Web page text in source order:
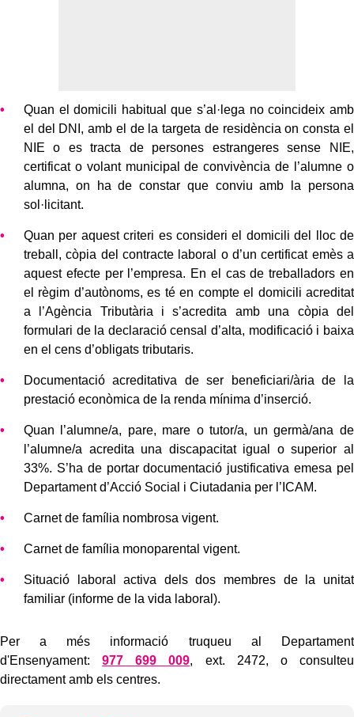
Quan el domicili habitual que s’al·lega no coincideix amb
el del DNI, amb el de la targeta de residència on consta el
NIE o es tracta de persones estrangeres sense NIE,
certificat o volant municipal de convivència de l’alumne o
alumna, on ha de constar que conviu amb la persona
sol·licitant.
Quan per aquest criteri es consideri el domicili del lloc de
treball, còpia del contracte laboral o d’un certificat emès a
aquest efecte per l’empresa. En el cas de treballadors en
el règim d’autònoms, es té en compte el domicili acreditat
a l’Agència Tributària i s’acredita amb una còpia del
formulari de la declaració censal d’alta, modificació i baixa
en el cens d’obligats tributaris.
Documentació acreditativa de ser beneficiari/ària de la
prestació econòmica de la renda mínima d’inserció.
Quan l’alumne/a, pare, mare o tutor/a, un germà/ana de
l’alumne/a acredita una discapacitat igual o superior al
33%. S’ha de portar documentació justificativa emesa pel
Departament d’Acció Social i Ciutadania per l’ICAM.
Carnet de família nombrosa vigent.
Carnet de família monoparental vigent.
Situació laboral activa dels dos membres de la unitat
familiar (informe de la vida laboral).
Per a més informació truqueu al Departament
d'Ensenyament:977 699 009, ext. 2472, o consulteu
directament amb els centres.